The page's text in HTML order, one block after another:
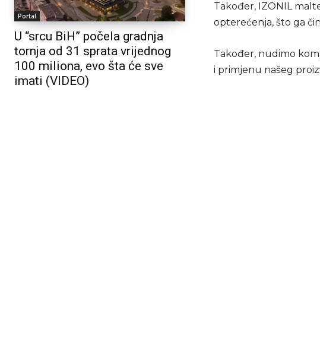
Portal
U “srcu BiH” počela gradnja
tornja od 31 sprata vrijednog
100 miliona, evo šta će sve
imati (VIDEO)
Također, IZONIL
opterećenja, što ga
Također, nudimo
i primjenu našeg